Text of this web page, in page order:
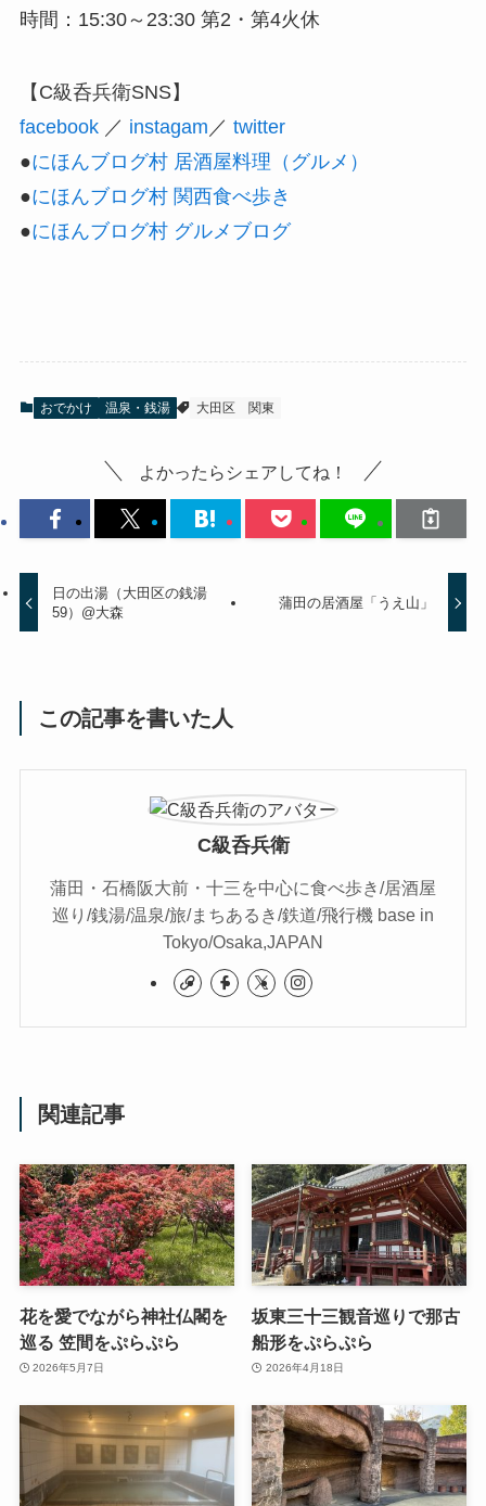
時間：15:30～23:30 第2・第4火休
【C級呑兵衛SNS】
facebook／ instagam ／ twitter
●にほんブログ村 居酒屋料理（グルメ）
●にほんブログ村 関西食べ歩き
●にほんブログ村 グルメブログ
おでかけ 温泉・銭湯 大田区 関東
よかったらシェアしてね！
日の出湯（大田区の銭湯
59）@大森
蒲田の居酒屋「うえ山」
この記事を書いた人
C級呑兵衛
蒲田・石橋阪大前・十三を中心に食べ歩き/居酒屋
巡り/銭湯/温泉/旅/まちあるき/鉄道/飛行機 base in
Tokyo/Osaka,JAPAN
関連記事
花を愛でながら神社仏閣を
巡る 笠間をぷらぷら
2026年5月7日
坂東三十三観音巡りで那古
船形をぷらぷら
2026年4月18日